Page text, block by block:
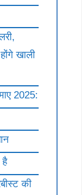
खाली
2025:
है
की